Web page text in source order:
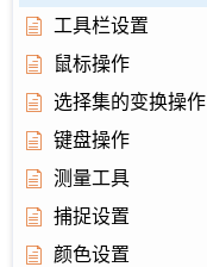
工具栏设置
鼠标操作
选择集的变换操作
键盘操作
测量工具
捕捉设置
颜色设置